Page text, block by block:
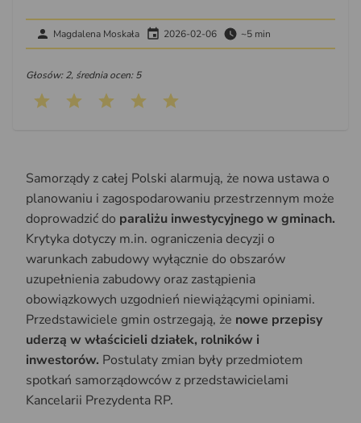
Magdalena Moskała 2026-02-06 ~5 min
Głosów: 2, średnia ocen: 5
Samorządy z całej Polski alarmują, że nowa ustawa o
planowaniu i zagospodarowaniu przestrzennym może
doprowadzić do paraliżu inwestycyjnego w gminach.
Krytyka dotyczy m.in. ograniczenia decyzji o
warunkach zabudowy wyłącznie do obszarów
uzupełnienia zabudowy oraz zastąpienia
obowiązkowych uzgodnień niewiążącymi opiniami.
Przedstawiciele gmin ostrzegają, że nowe przepisy
uderzą w właścicieli działek, rolników i
inwestorów. Postulaty zmian były przedmiotem
spotkań samorządowców z przedstawicielami
Kancelarii Prezydenta RP.